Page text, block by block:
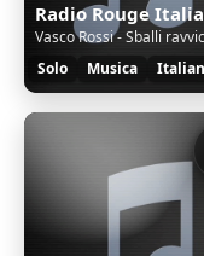
Radio Rouge Italia
Solo
Musica